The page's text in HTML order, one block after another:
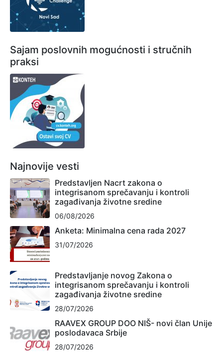
Sajam poslovnih mogućnosti i stručnih
praksi
Najnovije vesti
Predstavljen Nacrt zakona o
integrisanom sprečavanju i kontroli
zagađivanja životne sredine
06/08/2026
Anketa: Minimalna cena rada 2027
31/07/2026
Predstavljanje novog Zakona o
integrisanom sprečavanju i kontroli
zagađivanja životne sredine
28/07/2026
RAAVEX GROUP DOO NIŠ- novi član Unije
poslodavaca Srbije
28/07/2026